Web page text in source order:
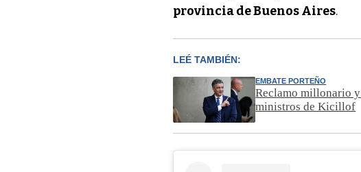
provincia de Buenos Aires.
LEÉ TAMBIÉN:
EMBATE PORTEÑO
Reclamo millonario
ministros de Kicillof